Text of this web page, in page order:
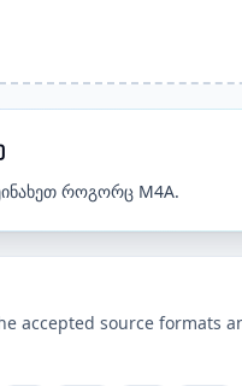
როგორც M4A.
accepted source formats